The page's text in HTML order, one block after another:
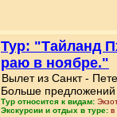
Тур: "Тайланд
раю в ноябре."
Вылет из Санкт -
Больше предложений
Тур относится к видам:
Экскурсии и отдых в туре: в